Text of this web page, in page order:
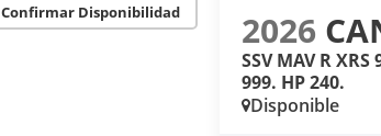
Confirmar Disponibilidad 2026
SSV MAV R XRS
999. HP 240.
Disponible